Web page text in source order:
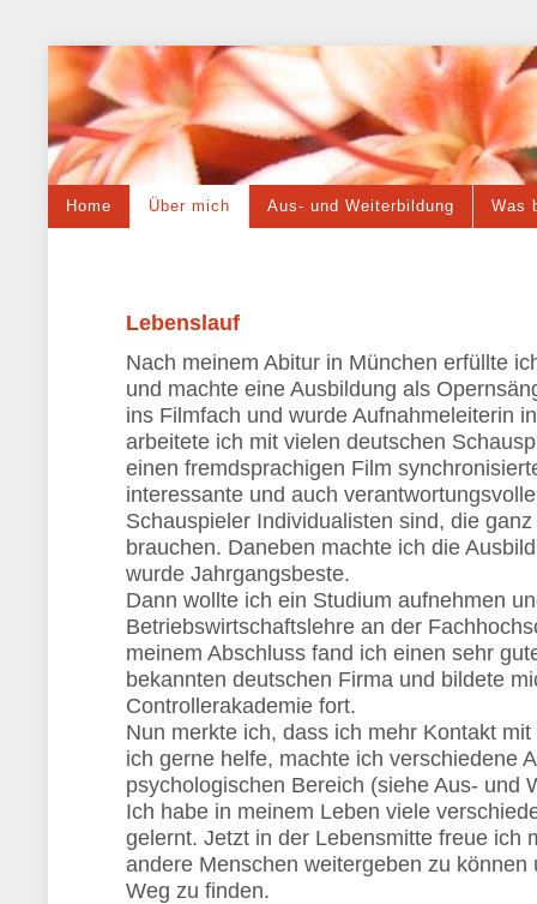
Home Über mich Aus- und Weiterbildung Was
Lebenslauf
Nach meinem Abitur in München erfüllte
und machte eine Ausbildung als
ins Filmfach und wurde Aufnahmeleiterin
arbeitete ich mit vielen deutschen
einen fremdsprachigen Film
interessante und auch
Schauspieler Individualisten sind, die
brauchen. Daneben machte ich die
wurde Jahrgangsbeste.
Dann wollte ich ein Studium aufnehmen
Betriebswirtschaftslehre an der
meinem Abschluss fand ich einen sehr
bekannten deutschen Firma und bildete
Controllerakademie fort.
Nun merkte ich, dass ich mehr Kontakt
ich gerne helfe, machte ich verschiedene
psychologischen Bereich (siehe Aus- und
Ich habe in meinem Leben viele
gelernt. Jetzt in der Lebensmitte freue ich
andere Menschen weitergeben zu
Weg zu finden.